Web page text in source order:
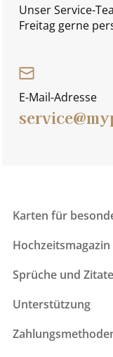
Unser Service-
Freitag gerne
E-Mail-Adresse
Karten für
Hochzeitsmagazin
Sprüche und Zitate
Unterstützung